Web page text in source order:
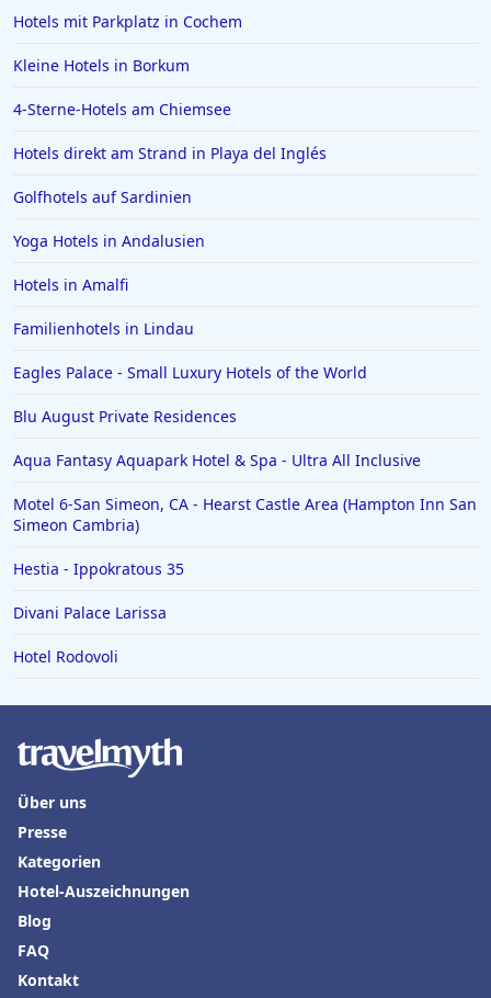
Luxushotels in Abu Dhabi
Luxushotels auf den Seychellen
Luxushotels in Basel
Luxushotels in Apulien
Hotels mit Parkplatz in Cochem
Kleine Hotels in Borkum
4-Sterne-Hotels am Chiemsee
Hotels direkt am Strand in Playa del Inglés
Golfhotels auf Sardinien
Yoga Hotels in Andalusien
Hotels in Amalfi
Familienhotels in Lindau
Eagles Palace - Small Luxury Hotels of the World
Blu August Private Residences
Aqua Fantasy Aquapark Hotel & Spa - Ultra All Inclusive
Motel 6-San Simeon, CA - Hearst Castle Area (Hampton Inn San
Simeon Cambria)
Hestia - Ippokratous 35
Divani Palace Larissa
Hotel Rodovoli
Über uns
Presse
Kategorien
Hotel-Auszeichnungen
Blog
FAQ
Kontakt